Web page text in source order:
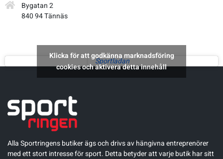
Skydd
Stavar
Väskor
Övrigt
Skydd
Stavar
Väskor
Övrigt
Innebandy
Längdåkning
Outdoor
Padel
Bygatan 2
840 94 Tännäs
Sportladan
Klicka för att godkänna marknadsföring
cookies och aktivera detta innehåll
Alla Sportringens butiker ägs och drivs av hängivna entreprenörer
med ett stort intresse för sport. Detta betyder att varje butik har sitt